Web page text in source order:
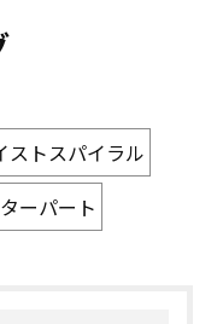
ストスパイラル
ーパート